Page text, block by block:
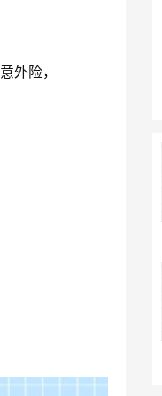
意外险，